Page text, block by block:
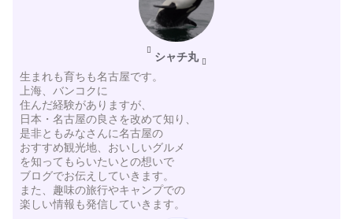
シャチ丸
生まれも育ちも名古屋です。
上海、バンコクに
住んだ経験がありますが、
日本・名古屋の良さを改めて知り、
是非ともみなさんに名古屋の
おすすめ観光地、おいしいグルメ
を知ってもらいたいとの想いで
ブログでお伝えしていきます。
また、趣味の旅行やキャンプでの
楽しい情報も発信していきます。